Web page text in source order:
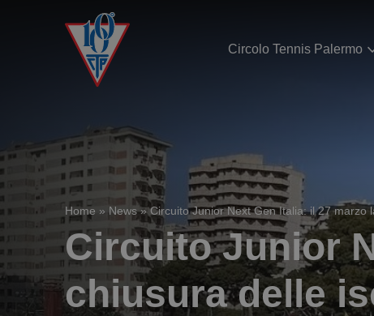
Circolo Tennis Palermo
Home » News»Circuito Junior Next Gen Italia: il 27 marzo
Circuito Junior
chiusura delle